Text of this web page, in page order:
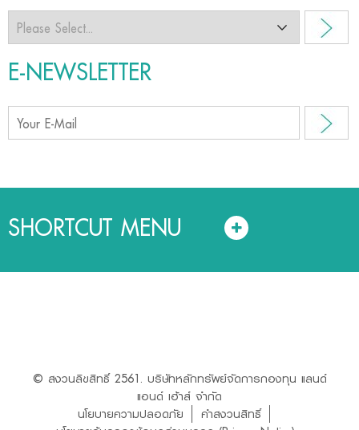
E-NEWSLETTER
SHORTCUT MENU
© สงวนลิขสิทธิ์ 2561. บริษัทหลักทรัพย์จัดการกองทุน แลนด์
แอนด์ เฮ้าส์ จำกัด
นโยบายความปลอดภัย
คำสงวนสิทธิ์